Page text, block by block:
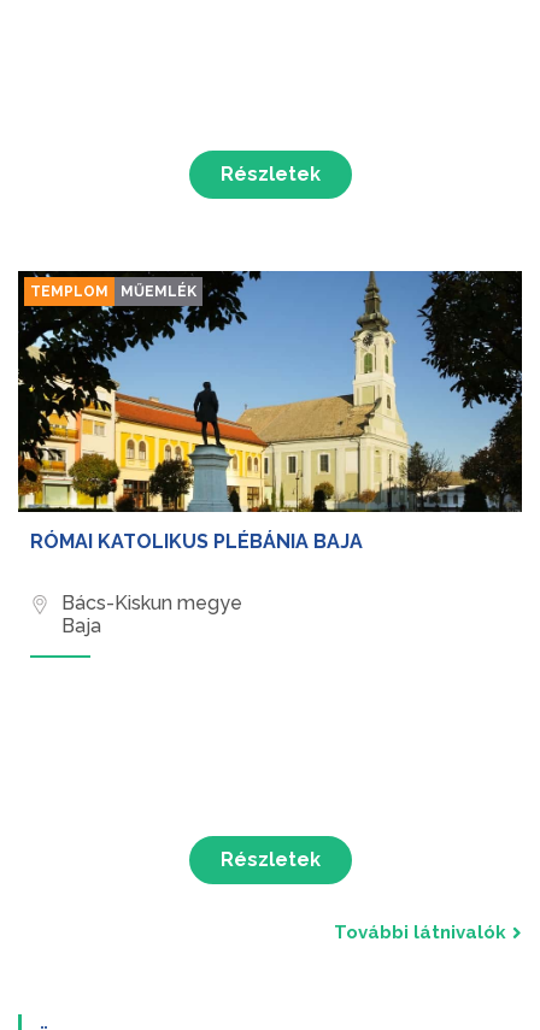
Részletek
TEMPLOM MŰEMLÉK
RÓMAI KATOLIKUS PLÉBÁNIA BAJA
Bács-Kiskun megye
Baja
Részletek
További látnivalók